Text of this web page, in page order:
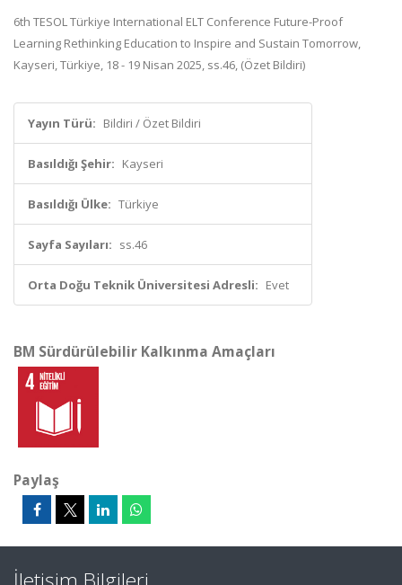
6th TESOL Türkiye International ELT Conference Future-Proof
Learning Rethinking Education to Inspire and Sustain Tomorrow,
Kayseri, Türkiye, 18 - 19 Nisan 2025, ss.46, (Özet Bildiri)
Yayın Türü: Bildiri / Özet Bildiri
Basıldığı Şehir: Kayseri
Basıldığı Ülke: Türkiye
Sayfa Sayıları: ss.46
Orta Doğu Teknik Üniversitesi Adresli: Evet
BM Sürdürülebilir Kalkınma Amaçları
Paylaş